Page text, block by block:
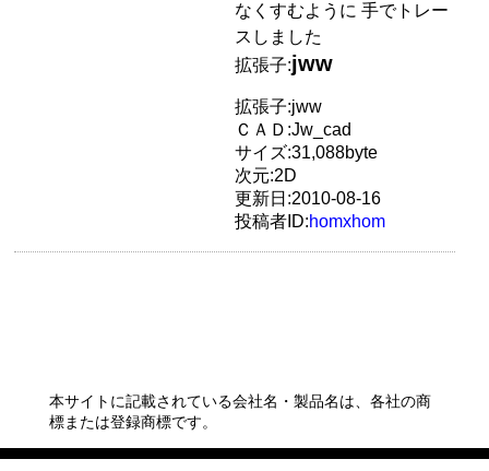
なくすむように 手でトレー
スしました
拡張子:jww
拡張子:jww
ＣＡＤ:Jw_cad
サイズ:31,088byte
次元:2D
更新日:2010-08-16
投稿者ID:homxhom
本サイトに記載されている会社名・製品名は、各社の商
標または登録商標です。